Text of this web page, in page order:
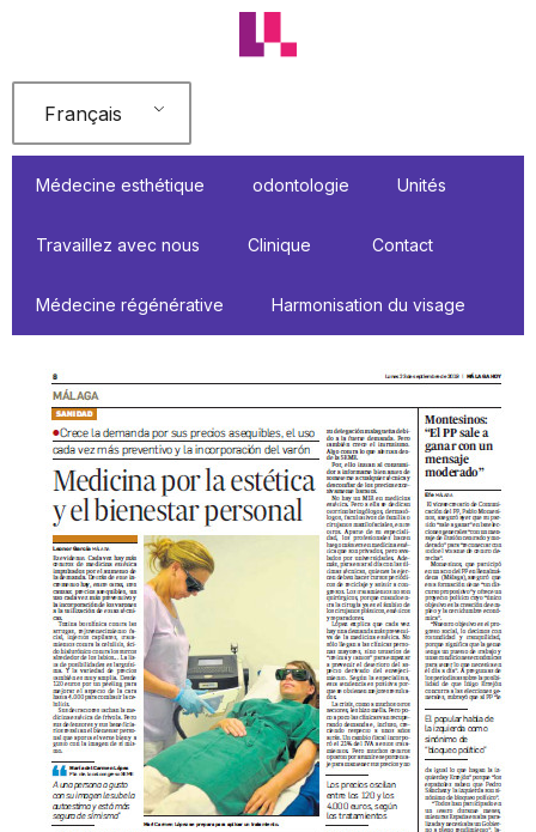
contenu
Français
Médecine esthétique odontologie Unités
Travaillez avec nous Clinique Contact
Médecine régénérative Harmonisation du visage